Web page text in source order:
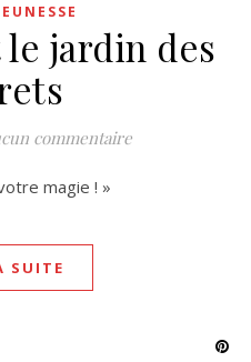
jardin des
commentaire
magie ! »
SUITE